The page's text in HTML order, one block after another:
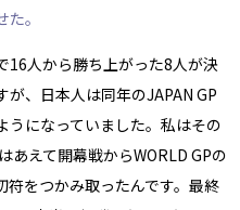
。
16人から勝ち上がった8人が決
、日本人は同年のJAPAN GP
うになっていました。私はその
あえて開幕戦からWORLD GPの
符をつかみ取ったんです。最終